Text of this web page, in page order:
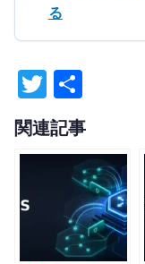
る
T
w
it
te
有
関連記事